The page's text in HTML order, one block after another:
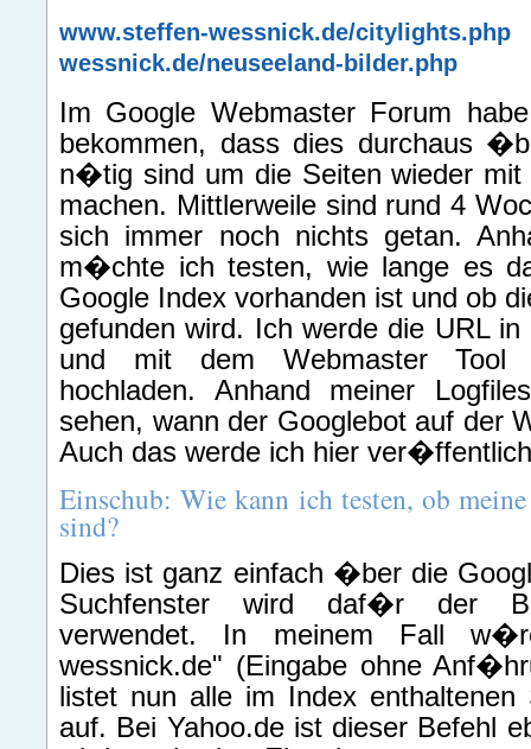
www.steffen-wessnick.de/citylights.php
wessnick.de/neuseeland-bilder.php
Im Google Webmaster Forum
bekommen, dass dies durchaus
n�tig sind um die Seiten wieder mit
machen. Mittlerweile sind rund 4
sich immer noch nichts getan.
m�chte ich testen, wie lange es
Google Index vorhanden ist und ob
gefunden wird. Ich werde die URL
und mit dem Webmaster Tool
hochladen. Anhand meiner
sehen, wann der Googlebot auf der
Auch das werde ich hier
Einschub: Wie kann ich testen, ob
sind?
Dies ist ganz einfach �ber die
Suchfenster wird daf�r der
verwendet. In meinem Fall
wessnick.de" (Eingabe ohne
listet nun alle im Index enthaltenen
auf. Bei Yahoo.de ist dieser Befehl